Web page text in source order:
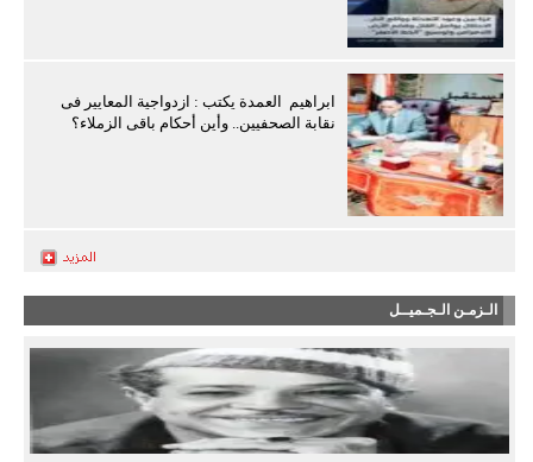
ابراهيم العمدة يكتب : ازدواجية المعايير فى
نقابة الصحفيين.. وأين أحكام باقى الزملاء؟
الـزمـن الـجـميــل